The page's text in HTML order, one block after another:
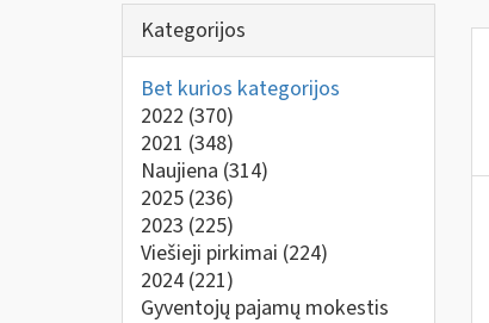
Kategorijos
Bet kurios kategorijos
2022 (370)
2021 (348)
Naujiena (314)
2025 (236)
2023 (225)
Viešieji pirkimai (224)
2024 (221)
Gyventojų pajamų mokestis